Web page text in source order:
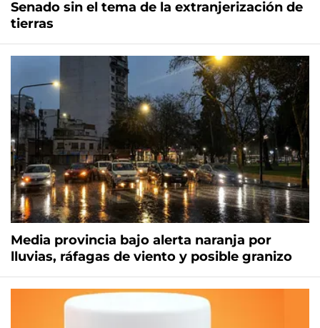
Senado sin el tema de la extranjerización de
tierras
Media provincia bajo alerta naranja por
lluvias, ráfagas de viento y posible granizo